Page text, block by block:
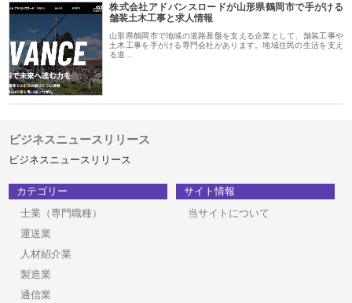
株式会社アドバンスロードが山形県鶴岡市で手がける
舗装土木工事と求人情報
山形県鶴岡市で地域の道路基盤を支える企業として、舗装工事や
土木工事を手がける専門会社があります。地域住民の生活を支え
る道…
ビジネスニュースリリース
ビジネスニュースリリース
カテゴリー
士業（専門職種）
運送業
人材紹介業
製造業
通信業
サイト情報
当サイトについて